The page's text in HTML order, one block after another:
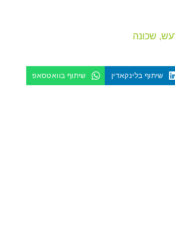
, שכונה
שיתוף בלינקאדין שיתוף בוואטסאפ